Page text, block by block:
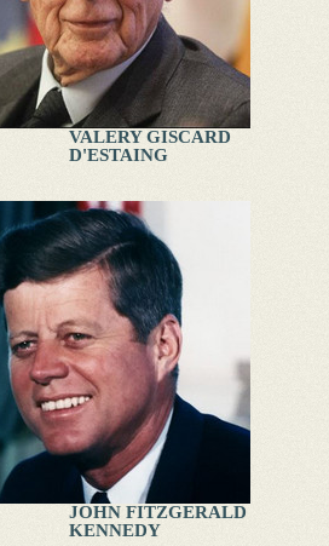
VALERY GISCARD
D'ESTAING
JOHN FITZGERALD
KENNEDY